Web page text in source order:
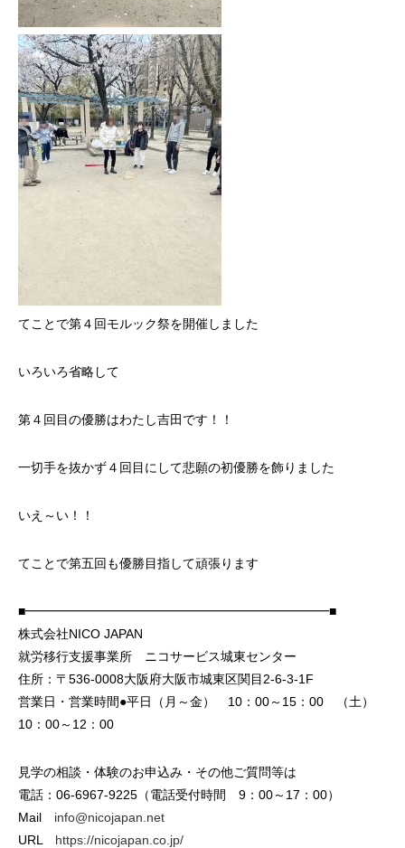
てことで第４回モルック祭を開催しました
いろいろ省略して
第４回目の優勝はわたし吉田です！！
一切手を抜かず４回目にして悲願の初優勝を飾りました
いえ～い！！
てことで第五回も優勝目指して頑張ります
■━━━━━━━━━━━━━━━━━━━━━━━━■
株式会社NICO JAPAN
就労移行支援事業所 ニコサービス城東センター
住所：〒536-0008大阪府大阪市城東区関目2-6-3-1F
営業日・営業時間●平日（月～金） 10：00～15：00 （土）
10：00～12：00
見学の相談・体験のお申込み・その他ご質問等は
電話：06-6967-9225（電話受付時間 9：00～17：00）
Mail info@nicojapan.net
URL https://nicojapan.co.jp/